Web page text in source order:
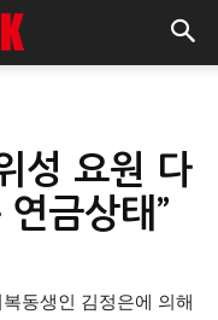
성 요원 다
금상태”
동생인 김정은에 의해